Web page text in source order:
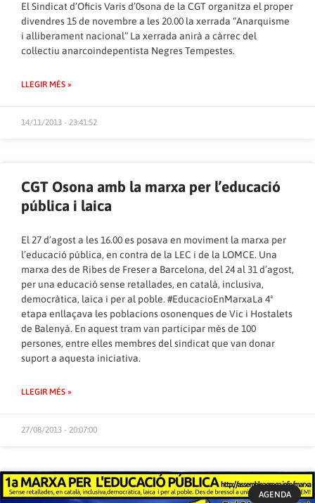
El Sindicat d’Oficis Varis d’0sona de la CGT organitza el proper
divendres 15 de novembre a les 20.00 la xerrada “Anarquisme
i alliberament nacional” La xerrada anirà a càrrec del
col·lectiu anarcoindepentista Negres Tempestes.
LLEGIR MÉS »
14/11/2013 - 23:41:52
CGT Osona amb la marxa per l’educació
pública i laica
El 27 d’agost a les 16.00 es posava en moviment la marxa per
l’educació pública, en contra de la LEC i de la LOMCE. Una
marxa des de Ribes de Freser a Barcelona, del 24 al 31 d’agost,
per una educació sense retallades, en català, inclusiva,
democràtica, laica i per al poble. #EducacioEnMarxaLa 4ª
etapa enllaçava les poblacions osonenques de Vic i Hostalets
de Balenyà. En aquest tram van participar més de 100
persones, entre elles membres del sindicat que van donar
suport a aquesta iniciativa.
LLEGIR MÉS »
27/08/2013 - 20:07:00
AGENDA